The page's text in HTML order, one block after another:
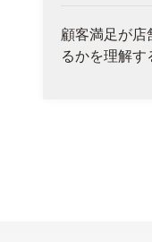
顧客満足が店
るかを理解す